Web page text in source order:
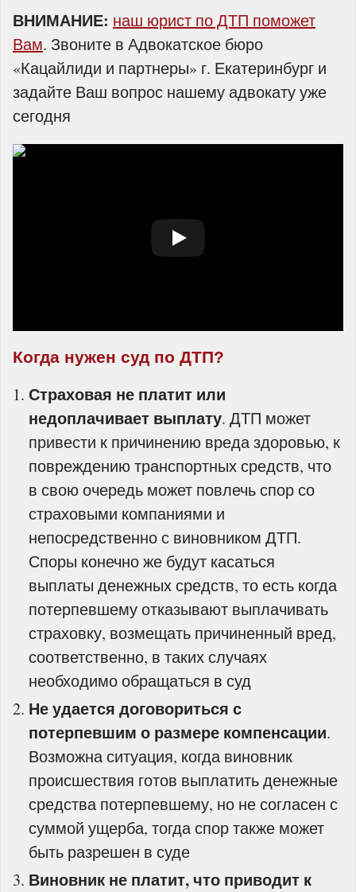
ВНИМАНИЕ: наш юрист по ДТП поможет
Вам. Звоните в Адвокатское бюро
«Кацайлиди и партнеры» г. Екатеринбург и
задайте Ваш вопрос нашему адвокату уже
сегодня
Когда нужен суд по ДТП?
Страховая не платит или
недоплачивает выплату. ДТП может
привести к причинению вреда здоровью, к
повреждению транспортных средств, что
в свою очередь может повлечь спор со
страховыми компаниями и
непосредственно с виновником ДТП.
Споры конечно же будут касаться
выплаты денежных средств, то есть когда
потерпевшему отказывают выплачивать
страховку, возмещать причиненный вред,
соответственно, в таких случаях
необходимо обращаться в суд
Не удается договориться с
потерпевшим о размере компенсации.
Возможна ситуация, когда виновник
происшествия готов выплатить денежные
средства потерпевшему, но не согласен с
суммой ущерба, тогда спор также может
быть разрешен в суде
Виновник не платит, что приводит к